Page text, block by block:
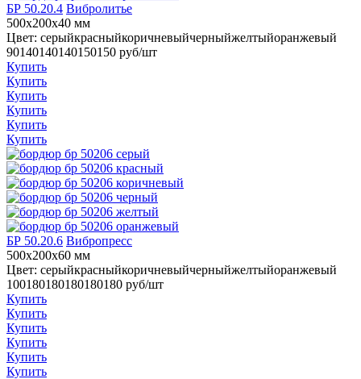
БР 50.20.4 Вибролитье
500x200x40 мм
Цвет: серыйкрасныйкоричневыйчерныйжелтыйоранжевый
90140140140150150 руб/шт
Купить
Купить
Купить
Купить
Купить
Купить
БР 50.20.6 Вибропресс
500x200x60 мм
Цвет: серыйкрасныйкоричневыйчерныйжелтыйоранжевый
100180180180180180 руб/шт
Купить
Купить
Купить
Купить
Купить
Купить